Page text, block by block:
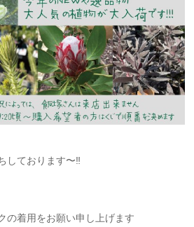
しております〜‼️
の着用をお願い申し上げます